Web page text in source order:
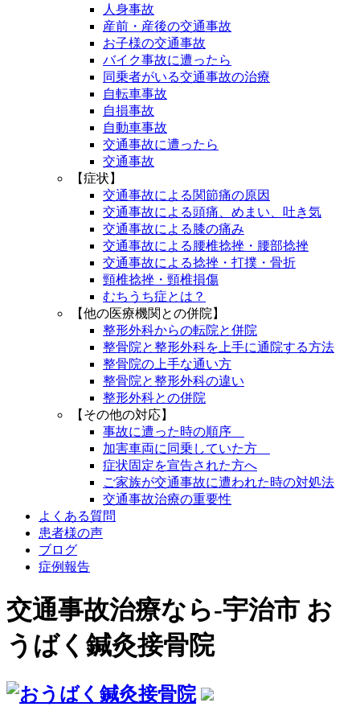
人身事故
産前・産後の交通事故
お子様の交通事故
バイク事故に遭ったら
同乗者がいる交通事故の治療
自転車事故
自損事故
自動車事故
交通事故に遭ったら
交通事故
【症状】
交通事故による関節痛の原因
交通事故による頭痛、めまい、吐き気
交通事故による膝の痛み
交通事故による腰椎捻挫・腰部捻挫
交通事故による捻挫・打撲・骨折
頸椎捻挫・頸椎損傷
むちうち症とは？
【他の医療機関との併院】
整形外科からの転院と併院
整骨院と整形外科を上手に通院する方法
整骨院の上手な通い方
整骨院と整形外科の違い
整形外科との併院
【その他の対応】
事故に遭った時の順序
加害車両に同乗していた方
症状固定を宣告された方へ
ご家族が交通事故に遭われた時の対処法
交通事故治療の重要性
よくある質問
患者様の声
ブログ
症例報告
交通事故治療なら-宇治市 お
うばく鍼灸接骨院